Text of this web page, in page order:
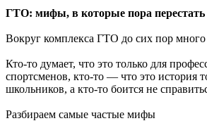
ГТО: мифы, в которые пора перестать
Вокруг комплекса ГТО до сих пор много
Кто-то думает, что это только для
спортсменов, кто-то — что это история
школьников, а кто-то боится не
Разбираем самые частые мифы